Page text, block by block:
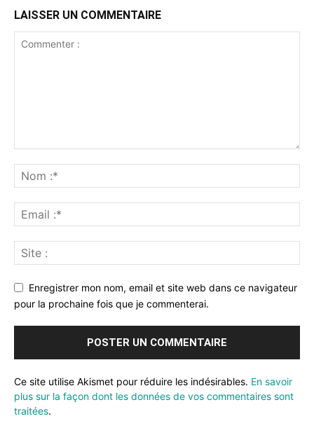
LAISSER UN COMMENTAIRE
Enregistrer mon nom, email et site web dans ce navigateur
pour la prochaine fois que je commenterai.
Ce site utilise Akismet pour réduire les indésirables. En savoir
plus sur la façon dont les données de vos commentaires sont
traitées.